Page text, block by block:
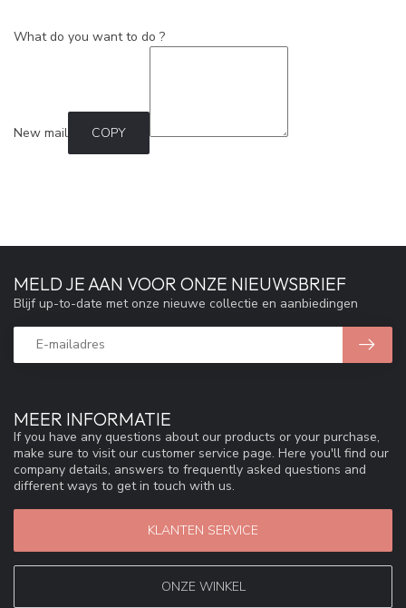
What do you want to do ?
New mail COPY
MEER INFORMATIE
If you have any questions about our products or your purchase,
make sure to visit our customer service page. Here you'll find our
company details, answers to frequently asked questions and
different ways to get in touch with us.
KLANTEN SERVICE
ONZE WINKEL
MELD JE AAN VOOR ONZE NIEUWSBRIEF
Blijf up-to-date met onze nieuwe collectie en aanbiedingen